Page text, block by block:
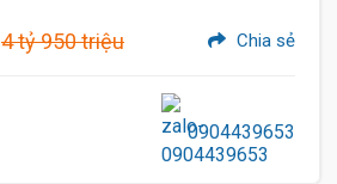
4 tỷ 950 triệu Chia sẻ
0904439653